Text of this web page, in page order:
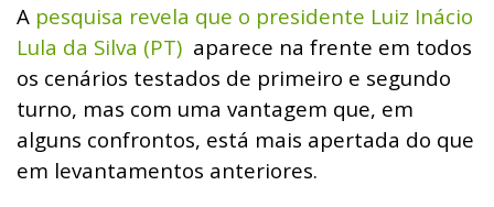
A pesquisa revela que o presidente Luiz Inácio
Lula da Silva (PT) aparece na frente em todos
os cenários testados de primeiro e segundo
turno, mas com uma vantagem que, em
alguns confrontos, está mais apertada do que
em levantamentos anteriores.